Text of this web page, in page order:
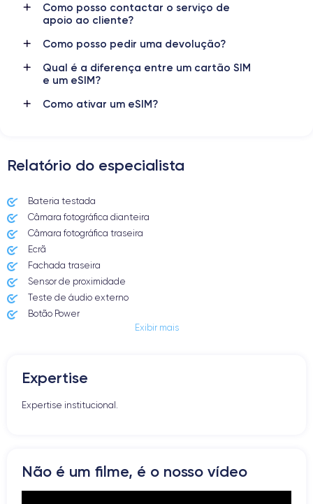
Como posso contactar o serviço de
apoio ao cliente?
Como posso pedir uma devolução?
Qual é a diferença entre um cartão SIM
e um eSIM?
Como ativar um eSIM?
Relatório do especialista
Bateria testada
Câmara fotográfica dianteira
Câmara fotográfica traseira
Ecrã
Fachada traseira
Sensor de proximidade
Teste de áudio externo
Botão Power
Entrada Jack ou Lightening
Altifalante
Botão Home
Vibrador
Prise USB
Exibir mais
Expertise
Expertise institucional.
Não é um filme, é o nosso vídeo